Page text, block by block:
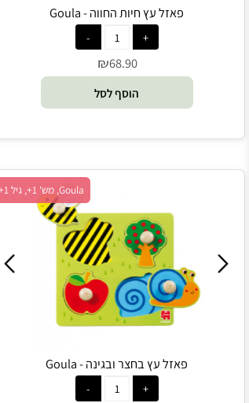
פאזל עץ חיות החווה - Goula
₪68.90
Goula, מש' 1+, גיל 1+